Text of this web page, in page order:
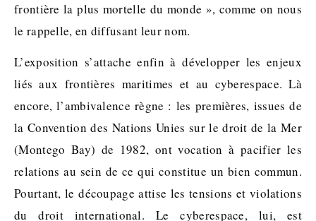
frontière la plus mortelle du monde », comme on nous
le rappelle, en diffusant leur nom.
L’exposition s’attache enfin à développer les enjeux
liés aux frontières maritimes et au cyberespace. Là
encore, l’ambivalence règne : les premières, issues de
la Convention des Nations Unies sur le droit de la Mer
(Montego Bay) de 1982, ont vocation à pacifier les
relations au sein de ce qui constitue un bien commun.
Pourtant, le découpage attise les tensions et violations
du droit international. Le cyberespace, lui, est